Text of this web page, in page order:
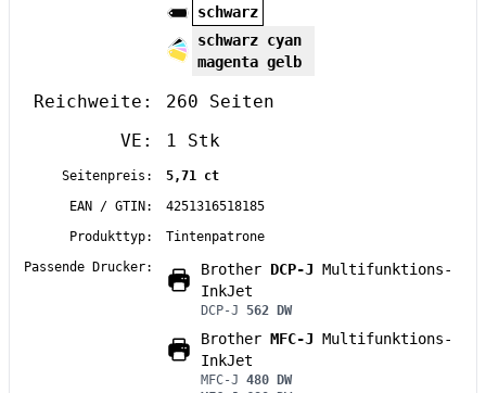
schwarz
schwarz cyan
magenta gelb
Reichweite:
260 Seiten
VE:
1 Stk
Seitenpreis:
5,71 ct
EAN / GTIN:
4251316518185
Produkttyp:
Tintenpatrone
Passende Drucker:
Brother DCP-J Multifunktions-
InkJet
DCP-J 562 DW
Brother MFC-J Multifunktions-
InkJet
MFC-J 480 DW